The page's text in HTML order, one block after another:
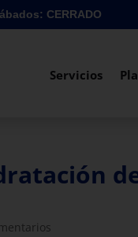
CERRADO
Servicios